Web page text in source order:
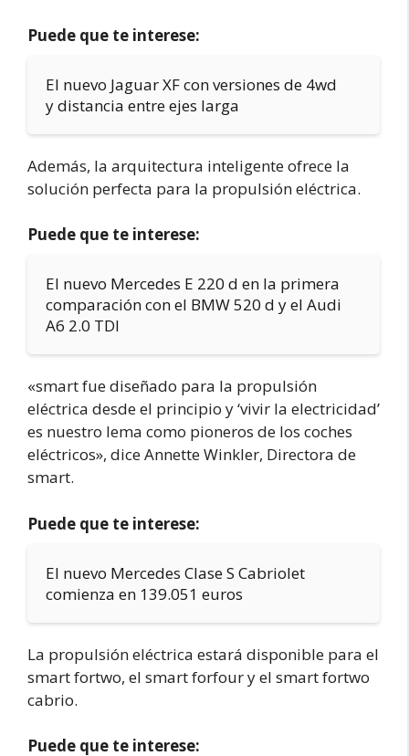
Puede que te interese:
El nuevo Jaguar XF con versiones de 4wd
y distancia entre ejes larga
Además, la arquitectura inteligente ofrece la
solución perfecta para la propulsión eléctrica.
Puede que te interese:
El nuevo Mercedes E 220 d en la primera
comparación con el BMW 520 d y el Audi
A6 2.0 TDI
«smart fue diseñado para la propulsión
eléctrica desde el principio y ‘vivir la electricidad’
es nuestro lema como pioneros de los coches
eléctricos», dice Annette Winkler, Directora de
smart.
Puede que te interese:
El nuevo Mercedes Clase S Cabriolet
comienza en 139.051 euros
La propulsión eléctrica estará disponible para el
smart fortwo, el smart forfour y el smart fortwo
cabrio.
Puede que te interese: